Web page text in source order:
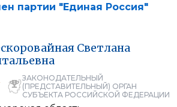
партии "Единая Россия"
Светлана
ЗАКОНОДАТЕЛЬНЫЙ
(ПРЕДСТАВИТЕЛЬНЫЙ) ОРГАН
СУБЪЕКТА РОССИЙСКОЙ ФЕДЕРАЦИИ